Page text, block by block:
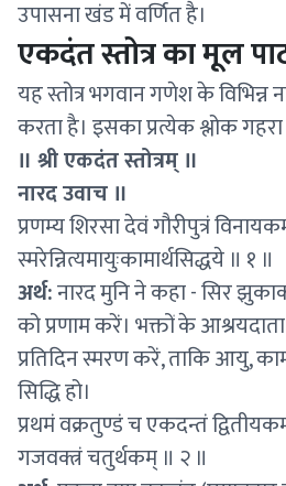
उपासना खंड में वर्णित है।
एकदंत स्तोत्र का मूल
यह स्तोत्र भगवान गणेश के विभिन्न
करता है। इसका प्रत्येक श्लोक
॥ श्री एकदंत स्तोत्रम् ॥
नारद उवाच ॥
प्रणम्य शिरसा देवं गौरीपुत्रं
स्मरेन्नित्यमायुःकामार्थसिद्धये ॥ १ ॥
अर्थ:नारद मुनि ने कहा - सिर
को प्रणाम करें। भक्तों के
प्रतिदिन स्मरण करें, ताकि आयु,
सिद्धि हो।
प्रथमं वक्रतुण्डं च एकदन्तं
गजवक्त्रं चतुर्थकम् ॥ २ ॥